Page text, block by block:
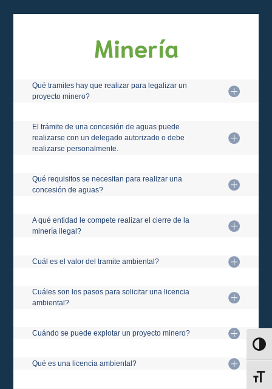
Minería
Qué tramites hay que realizar para legalizar un
proyecto minero?
El trámite de una concesión de aguas puede
realizarse con un delegado autorizado o debe
realizarse personalmente.
Qué requisitos se necesitan para realizar una
concesión de aguas?
A qué entidad le compete realizar el cierre de la
minería ilegal?
Cuál es el valor del tramite ambiental?
Cuáles son los pasos para solicitar una licencia
ambiental?
Cuándo se puede explotar un proyecto minero?
Qué es una licencia ambiental?